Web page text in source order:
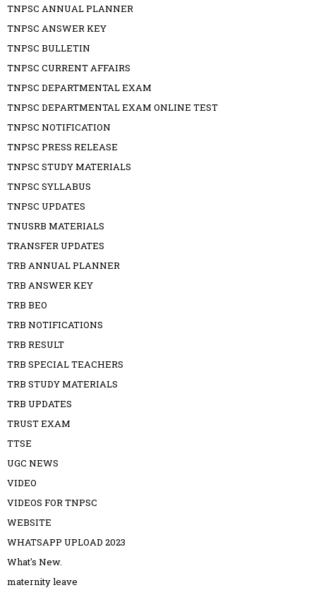
TNPSC ANNUAL PLANNER
TNPSC ANSWER KEY
TNPSC BULLETIN
TNPSC CURRENT AFFAIRS
TNPSC DEPARTMENTAL EXAM
TNPSC DEPARTMENTAL EXAM ONLINE TEST
TNPSC NOTIFICATION
TNPSC PRESS RELEASE
TNPSC STUDY MATERIALS
TNPSC SYLLABUS
TNPSC UPDATES
TNUSRB MATERIALS
TRANSFER UPDATES
TRB ANNUAL PLANNER
TRB ANSWER KEY
TRB BEO
TRB NOTIFICATIONS
TRB RESULT
TRB SPECIAL TEACHERS
TRB STUDY MATERIALS
TRB UPDATES
TRUST EXAM
TTSE
UGC NEWS
VIDEO
VIDEOS FOR TNPSC
WEBSITE
WHATSAPP UPLOAD 2023
What's New.
maternity leave